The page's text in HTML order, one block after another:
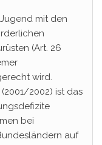
mit den
(Art. 26
wird.
2002) ist das
bei
auf